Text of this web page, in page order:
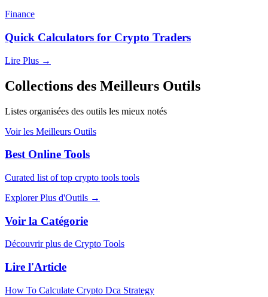
Finance
Quick Calculators for Crypto Traders
Lire Plus →
Collections des Meilleurs Outils
Listes organisées des outils les mieux notés
Voir les Meilleurs Outils
Best Online Tools
Curated list of top crypto tools tools
Explorer Plus d'Outils →
Voir la Catégorie
Découvrir plus de Crypto Tools
Lire l'Article
How To Calculate Crypto Dca Strategy